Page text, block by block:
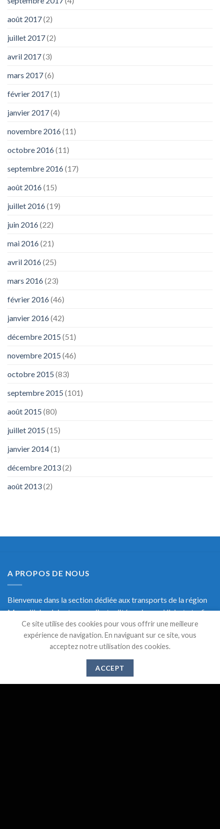
août 2017(2)
juillet 2017(2)
avril 2017(3)
mars 2017(6)
février 2017(1)
janvier 2017(4)
novembre 2016(11)
octobre 2016(11)
septembre 2016(17)
août 2016(15)
juillet 2016(19)
juin 2016(22)
mai 2016(21)
avril 2016(25)
mars 2016(23)
février 2016(46)
janvier 2016(42)
décembre 2015 (51)
novembre 2015 (46)
octobre 2015 (83)
septembre 2015 (101)
août 2015 (80)
juillet 2015 (15)
janvier 2014(1)
décembre 2013(2)
août 2013(2)
A PROPOS DE NOUS
Bienvenue dans la section dédiée aux transports de la région
Marseillaise, ici retrouvez l'actualité, mais aussi l'alerte trafic
en temps réel et une documentation précise sur les transports
de Marseille.
Ce site utilise des cookies pour vous offrir une meilleure
expérience de navigation. En naviguant sur ce site, vous
acceptez notre utilisation des cookies.
ACCEPT